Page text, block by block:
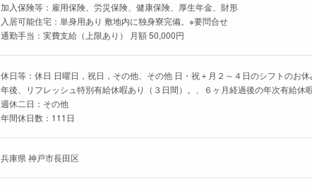
加入保険等：雇用保険、労災保険、健康保険、厚生年金、財形
入居可能住宅：単身用あり 敷地内に独身寮完備。※要問合せ
通勤手当：実費支給（上限あり） 月額 50,000円
休日等：休日 日曜日，祝日，その他、その他 日・祝＋月２～４日のシフトのお休
年後、リフレッシュ特別有給休暇あり（３日間）。、６ヶ月経過後の年次有給休
週休二日：その他
年間休日数：111日
兵庫県 神戸市長田区